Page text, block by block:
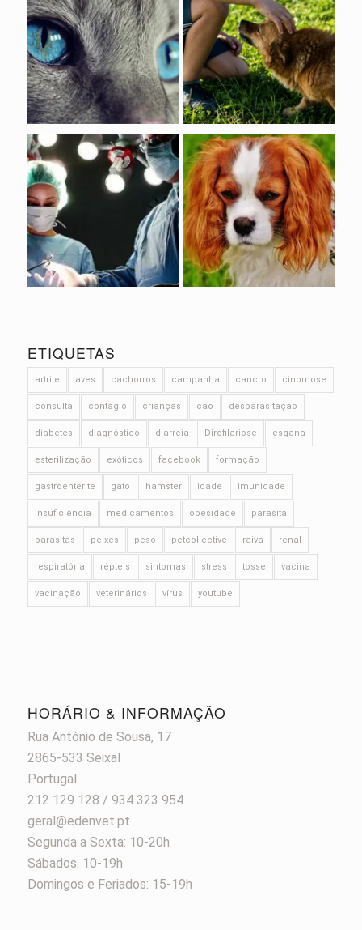
ETIQUETAS
artrite aves cachorros campanha cancro cinomose
consulta contágio crianças cão desparasitação
diabetes diagnóstico diarreia Dirofilariose esgana
esterilização exóticos facebook formação
gastroenterite gato hamster idade imunidade
insuficiência medicamentos obesidade parasita
parasitas peixes peso petcollective raiva renal
respiratória répteis sintomas stress tosse vacina
vacinação veterinários vírus youtube
HORÁRIO & INFORMAÇÃO
Rua António de Sousa, 17
2865-533 Seixal
Portugal
212 129 128 / 934 323 954
geral@edenvet.pt
Segunda a Sexta: 10-20h
Sábados: 10-19h
Domingos e Feriados: 15-19h